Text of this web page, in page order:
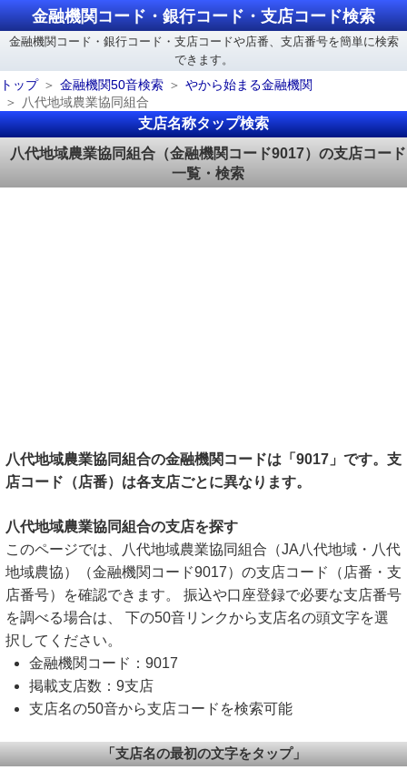
金融機関コード・銀行コード・支店コード検索
金融機関コード・銀行コード・支店コードや店番、支店番号を簡単に検索
できます。
トップ
金融機関50音検索
やから始まる金融機関
八代地域農業協同組合
支店名称タップ検索
八代地域農業協同組合（金融機関コード9017）の支店コード
一覧・検索
八代地域農業協同組合の金融機関コードは「9017」です。支
店コード（店番）は各支店ごとに異なります。
八代地域農業協同組合の支店を探す
このページでは、八代地域農業協同組合（JA八代地域・八代
地域農協）（金融機関コード9017）の支店コード（店番・支
店番号）を確認できます。 振込や口座登録で必要な支店番号
を調べる場合は、 下の50音リンクから支店名の頭文字を選
択してください。
金融機関コード：9017
掲載支店数：9支店
支店名の50音から支店コードを検索可能
「支店名の最初の文字をタップ」